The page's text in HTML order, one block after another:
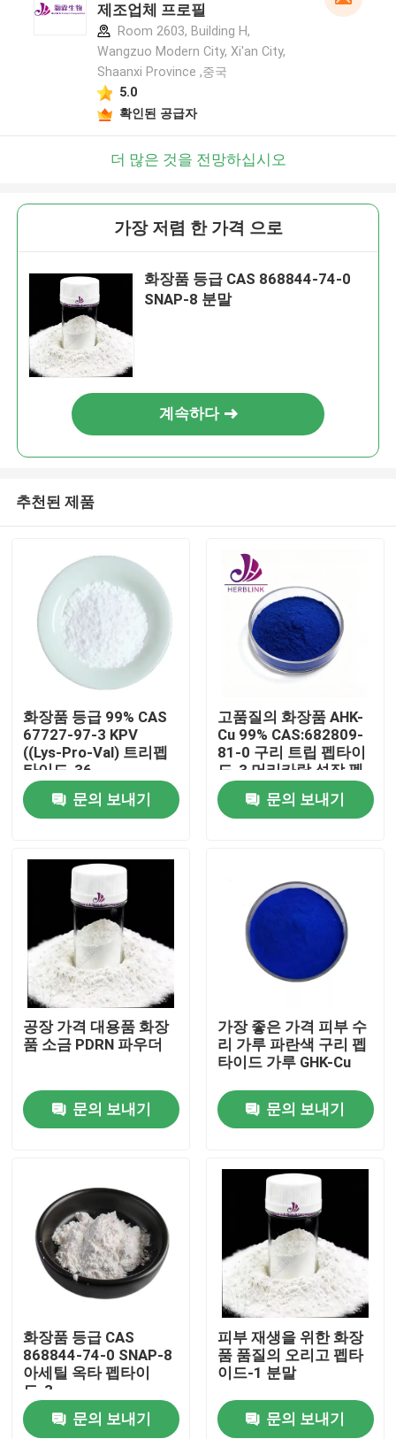
제품
비디오
우리에 대하여
품질 관리
연락주세요
인용문을 요구하세요
천연 식물 소재 추출물
제조업체 프로필
Room 2603, Building H,
Wangzuo Modern City, Xi'an City,
Shaanxi Province ,중국
5.0
확인된 공급자
더 많은 것을 전망하십시오
가장 저렴 한 가격 으로
화장품 등급 CAS 868844-74-0
SNAP-8 분말
계속하다
추천된 제품
화장품 등급 99% CAS
67727-97-3 KPV
((Lys-Pro-Val) 트리펩
타이드-36
문의 보내기
고품질의 화장품 AHK-
Cu 99% CAS:682809-
81-0 구리 트립 펩타이
드-3 머리카락 성장 펩
타이드
문의 보내기
공장 가격 대용품 화장
품 소금 PDRN 파우더
문의 보내기
가장 좋은 가격 피부 수
리 가루 파란색 구리 펩
타이드 가루 GHK-Cu
문의 보내기
화장품 등급 CAS
868844-74-0 SNAP-8
아세틸 옥타 펩타이
드-3
문의 보내기
피부 재생을 위한 화장
품 품질의 오리고 펩타
이드-1 분말
문의 보내기